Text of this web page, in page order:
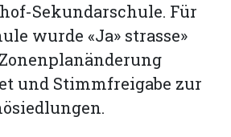
Sekundarschule. Für
wurde «Ja» strasse»
und Stimmfreigabe zur